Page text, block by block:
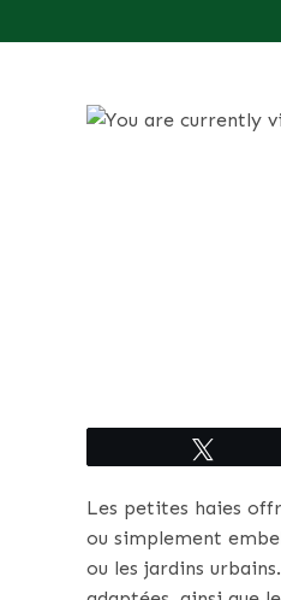
Les petites haies
ou simplement
ou les jardins